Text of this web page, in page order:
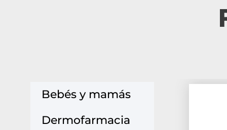
Bebés y mamás
Dermofarmacia